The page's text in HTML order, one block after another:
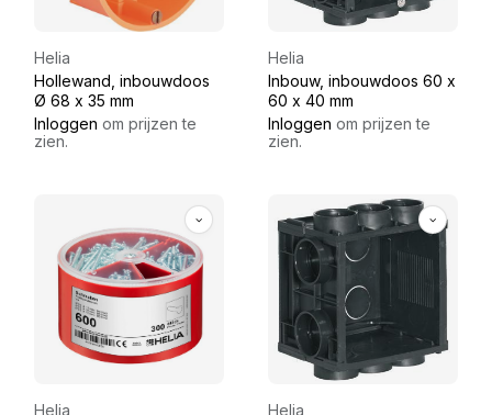
Helia
Hollewand, inbouwdoos
Ø 68 x 35 mm
Inloggen om prijzen te
zien.
Helia
Inbouw, inbouwdoos 60 x
60 x 40 mm
Inloggen om prijzen te
zien.
Helia Helia